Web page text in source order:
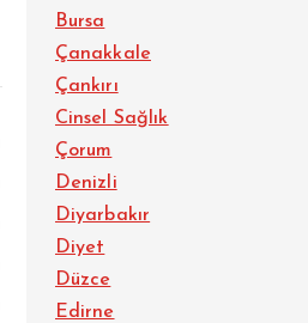
Bursa
Çanakkale
Çankırı
Cinsel Sağlık
Çorum
Denizli
Diyarbakır
Diyet
Düzce
Edirne